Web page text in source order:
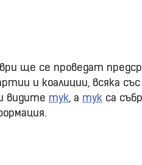
ще се проведат
и коалиции, всяка
видите тук, а тук са